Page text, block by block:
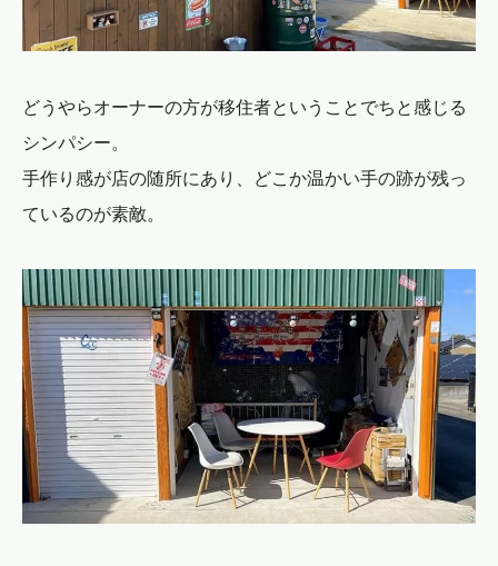
どうやらオーナーの方が移住者ということでちと感じる
シンパシー。
手作り感が店の随所にあり、どこか温かい手の跡が残っ
ているのが素敵。